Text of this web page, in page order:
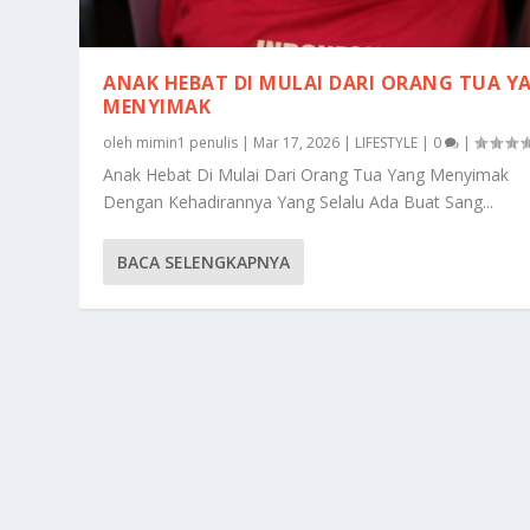
ANAK HEBAT DI MULAI DARI ORANG TUA
MENYIMAK
oleh mimin1 penulis | Mar 17, 2026 | LIFESTYLE | 0 |
Anak Hebat Di Mulai Dari Orang Tua Yang Menyimak
Dengan Kehadirannya Yang Selalu Ada Buat Sang...
BACA SELENGKAPNYA